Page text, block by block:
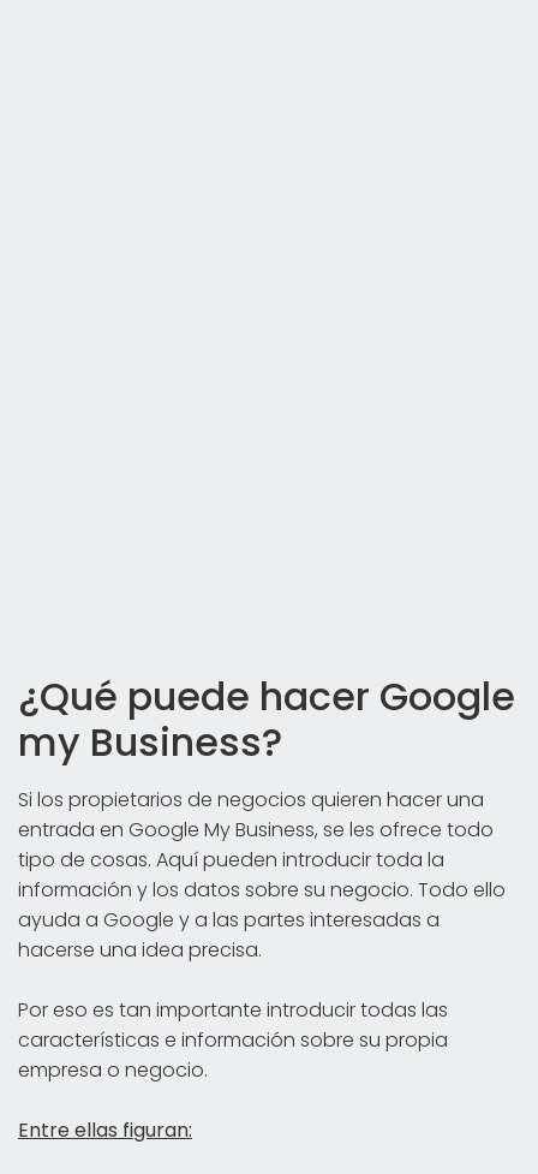
¿Qué puede hacer Google
my Business?
Si los propietarios de negocios quieren hacer una
entrada en Google My Business, se les ofrece todo
tipo de cosas. Aquí pueden introducir toda la
información y los datos sobre su negocio. Todo ello
ayuda a Google y a las partes interesadas a
hacerse una idea precisa.
Por eso es tan importante introducir todas las
características e información sobre su propia
empresa o negocio.
Entre ellas figuran: